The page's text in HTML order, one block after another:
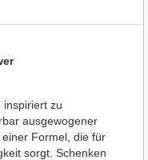
inspiriert zu
ausgewogener
Formel, die für
sorgt. Schenken